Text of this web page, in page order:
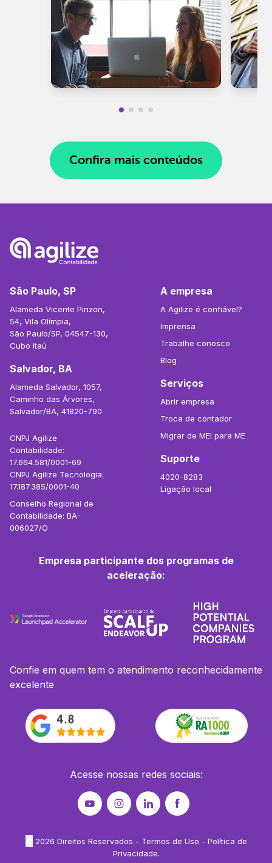
Confira mais conteúdos
São Paulo, SP
Alameda Vicente Pinzon,
54, Vila Olímpia,
São Paulo/SP, 04547-130,
Cubo Itaú
Salvador, BA
Alameda Salvador, 1057,
Caminho das Árvores,
Salvador/BA, 41820-790
CNPJ Agilize
Contabilidade:
17.664.581/0001-69
CNPJ Agilize Tecnologia:
17.187.385/0001-40
Conselho Regional de
Contabilidade: BA-
006027/O
A empresa
A Agilize é confiável?
Imprensa
Trabalhe conosco
Blog
Serviços
Abrir empresa
Troca de contador
Migrar de MEI para ME
Suporte
4020-8283
Ligação local
Empresa participante dos programas de
aceleração:
Confie em quem tem o atendimento reconhecidamente
excelente
Acesse nossas redes sociais:
2026 Direitos Reservados - Termos de Uso - Política de
Privacidade.